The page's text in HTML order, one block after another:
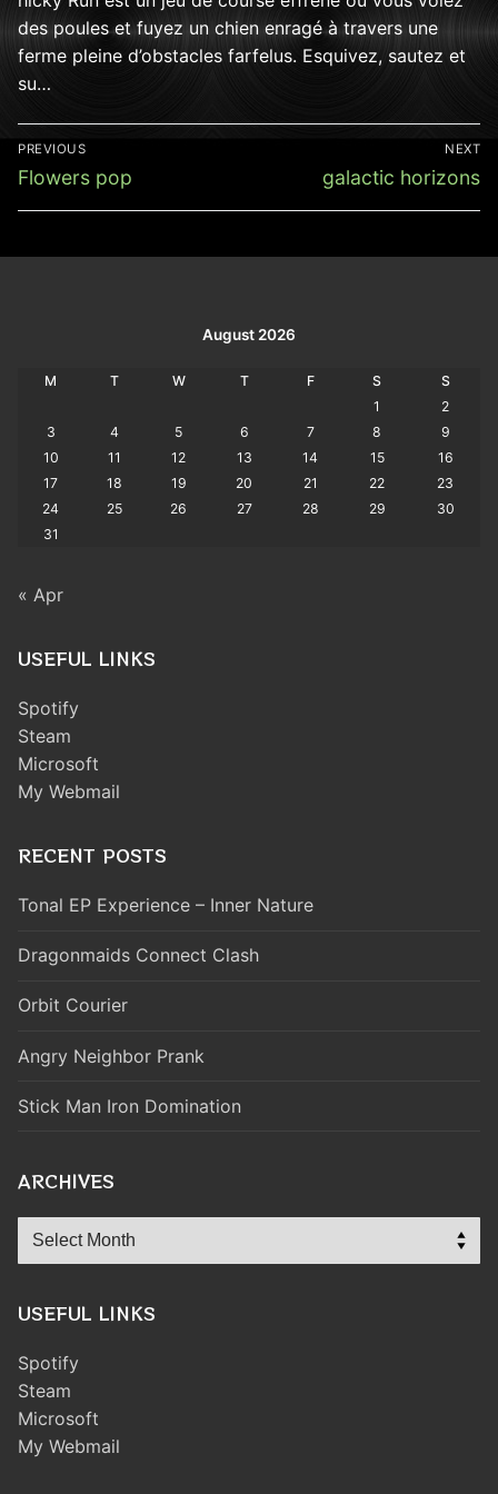
des poules et fuyez un chien enragé à travers une
ferme pleine d’obstacles farfelus. Esquivez, sautez et
su…
Post
navigation
PREVIOUS
Previous
Flowers pop
NEXT
Next
galactic horizons
August 2026
M T W T F S
S
1
2
3
4 5 6 7 8
9
10
11 12 13 14 15
16
17
18 19 20 21 22
23
24
25 26 27 28 29
30
31
« Apr
USEFUL LINKS
Spotify
Steam
Microsoft
My Webmail
RECENT POSTS
Tonal EP Experience – Inner Nature
Dragonmaids Connect Clash
Orbit Courier
Angry Neighbor Prank
Stick Man Iron Domination
ARCHIVES
Archives
USEFUL LINKS
Spotify
Steam
Microsoft
My Webmail